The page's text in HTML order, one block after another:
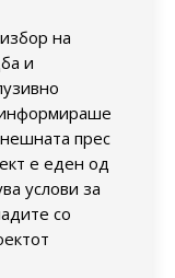
на
и
прес
е еден од
услови за
со